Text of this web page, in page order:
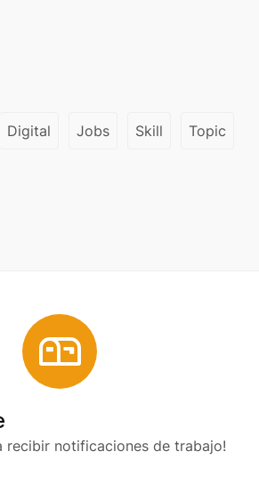
Digital Jobs Skill Topic
recibir notificaciones de trabajo!